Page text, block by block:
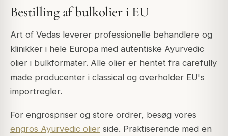
Bestilling af bulkolier i EU
Art of Vedas leverer professionelle behandlere og
klinikker i hele Europa med autentiske Ayurvedic
olier i bulkformater. Alle olier er hentet fra carefully
made producenter i classical og overholder EU's
importregler.
For engrospriser og store ordrer, besøg vores
engros Ayurvedic olier side. Praktiserende med en